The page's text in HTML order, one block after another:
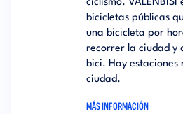
ciclismo. VALENBISI
bicicletas públicas
una bicicleta por
recorrer la ciudad y
bici. Hay
ciudad.
MÁS INFORMACIÓN